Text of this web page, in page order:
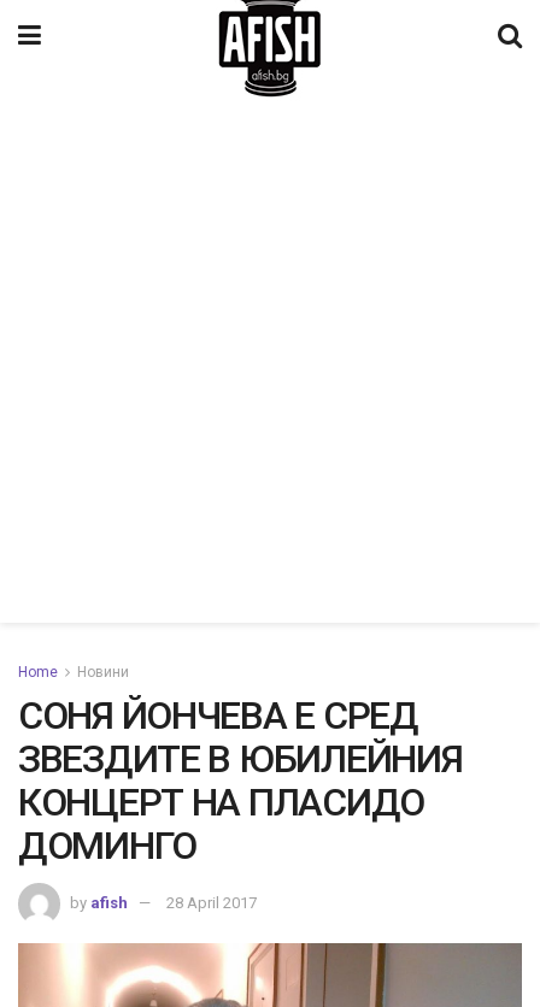
Home Новини
СОНЯ ЙОНЧЕВА Е СРЕД
ЗВЕЗДИТЕ В ЮБИЛЕЙНИЯ
КОНЦЕРТ НА ПЛАСИДО
ДОМИНГО
by afish 28 April 2017